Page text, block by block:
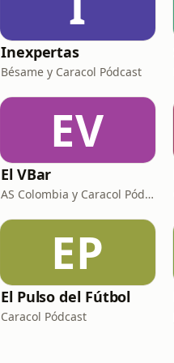
Inexpertas
Bésame y Caracol Pódcast
EV
El VBar
AS Colombia y Caracol Pódcast
EP
El Pulso del Fútbol
Caracol Pódcast